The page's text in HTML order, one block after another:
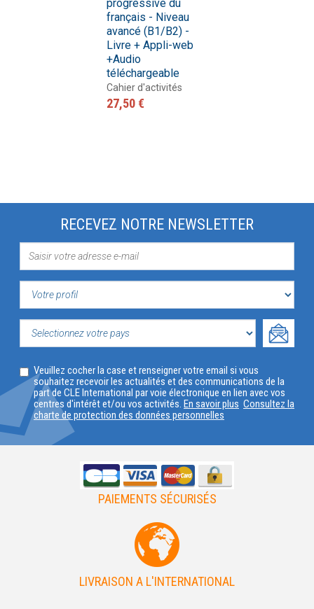
progressive du
français - Niveau
avancé (B1/B2) -
Livre + Appli-web
+Audio
téléchargeable
Cahier d'activités
27,50 €
RECEVEZ NOTRE NEWSLETTER
VOTRE
PROFIL
VOTRE
PAYS
Veuillez cocher la case et renseigner votre email si vous
souhaitez recevoir les actualités et des communications de la
part de CLE International par voie électronique en lien avec vos
centres d'intérêt et/ou vos activités. En savoir plus Consultez la
charte de protection des données personnelles
PAIEMENTS SÉCURISÉS
LIVRAISON A L'INTERNATIONAL